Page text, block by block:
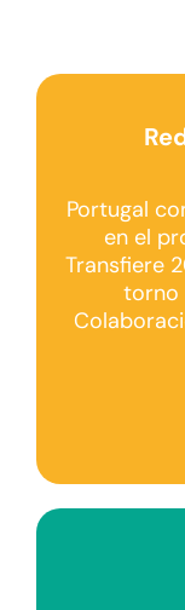
Portugal
en el
Transfiere
torno